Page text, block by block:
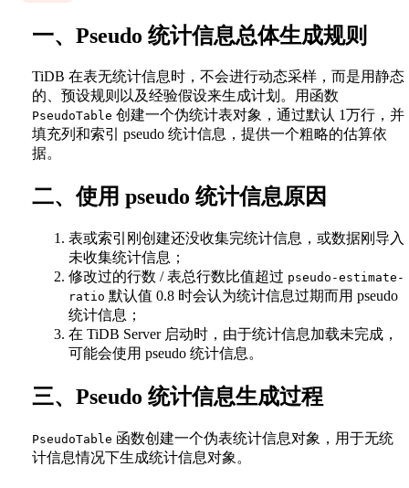
一、Pseudo 统计信息总体生成规则
TiDB 在表无统计信息时，不会进行动态采样，而是用静态
的、预设规则以及经验假设来生成计划。用函数
PseudoTable 创建一个伪统计表对象，通过默认 1万行，并
填充列和索引 pseudo 统计信息，提供一个粗略的估算依
据。
二、使用 pseudo 统计信息原因
表或索引刚创建还没收集完统计信息，或数据刚导入
未收集统计信息；
修改过的行数 / 表总行数比值超过 pseudo-estimate-
ratio 默认值 0.8 时会认为统计信息过期而用 pseudo
统计信息；
在 TiDB Server 启动时，由于统计信息加载未完成，
可能会使用 pseudo 统计信息。
三、Pseudo 统计信息生成过程
PseudoTable 函数创建一个伪表统计信息对象，用于无统
计信息情况下生成统计信息对象。